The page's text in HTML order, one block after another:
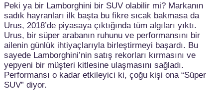
Peki ya bir Lamborghini bir SUV olabilir mi? Markanın
sadık hayranları ilk başta bu fikre sıcak bakmasa da
Urus, 2018’de piyasaya çıktığında tüm algıları yıktı.
Urus, bir süper arabanın ruhunu ve performansını bir
ailenin günlük ihtiyaçlarıyla birleştirmeyi başardı. Bu
sayede Lamborghini’nin satış rekorları kırmasını ve
yepyeni bir müşteri kitlesine ulaşmasını sağladı.
Performansı o kadar etkileyici ki, çoğu kişi ona “Süper
SUV” diyor.